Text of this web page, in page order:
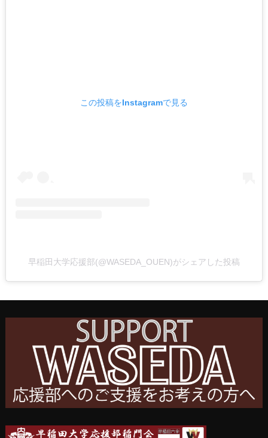
この投稿をInstagramで見る
早稲田大学応援部(@WASEDA_OUEN)がシェアした投稿